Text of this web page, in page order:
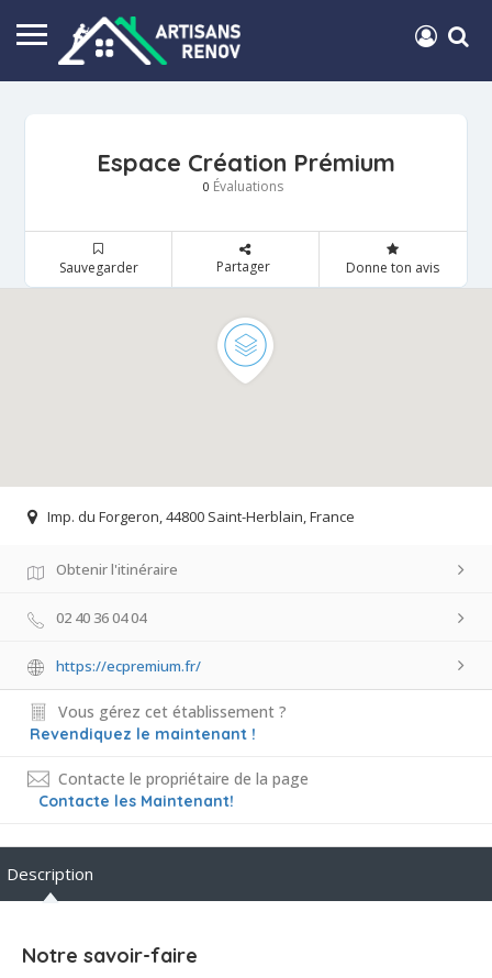
Espace Création Prémium
0 Évaluations
Sauvegarder Partager Donne ton avis
Imp. du Forgeron, 44800 Saint-Herblain, France
Obtenir l'itinéraire
02 40 36 04 04
https://ecpremium.fr/
Vous gérez cet établissement ?
Revendiquez le maintenant !
Contacte le propriétaire de la page
Contacte les Maintenant!
Description
Notre savoir-faire